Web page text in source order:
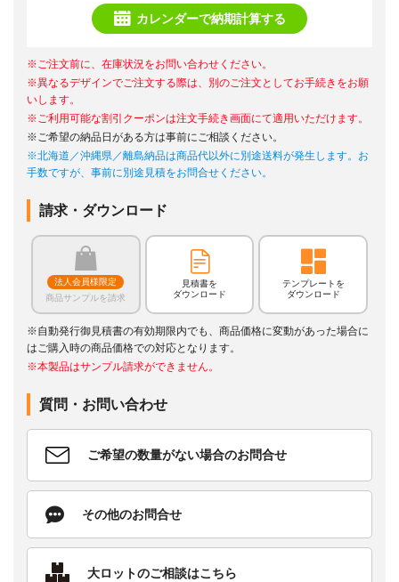
カレンダーで納期計算する
※ご注文前に、在庫状況をお問い合わせください。
※異なるデザインでご注文する際は、別のご注文としてお手続きをお願
いします。
※ご利用可能な割引クーポンは注文手続き画面にて適用いただけます。
※ご希望の納品日がある方は事前にご相談ください。
※北海道／沖縄県／離島納品は商品代以外に別途送料が発生します。お
手数ですが、事前に別途見積をお問合せください。
請求・ダウンロード
法人会員様限定
商品サンプルを請求
見積書を
ダウンロード
テンプレートを
ダウンロード
※自動発行御見積書の有効期限内でも、商品価格に変動があった場合に
はご購入時の商品価格での対応となります。
※本製品はサンプル請求ができません。
質問・お問い合わせ
ご希望の数量がない場合のお問合せ
その他のお問合せ
大ロットのご相談はこちら